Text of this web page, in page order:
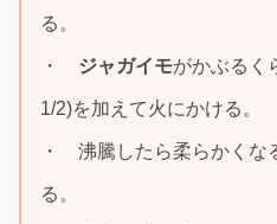
る。
・ ジャガイモがかぶるく
1/2)を加えて火にかける。
・ 沸騰したら柔らかくな
る。